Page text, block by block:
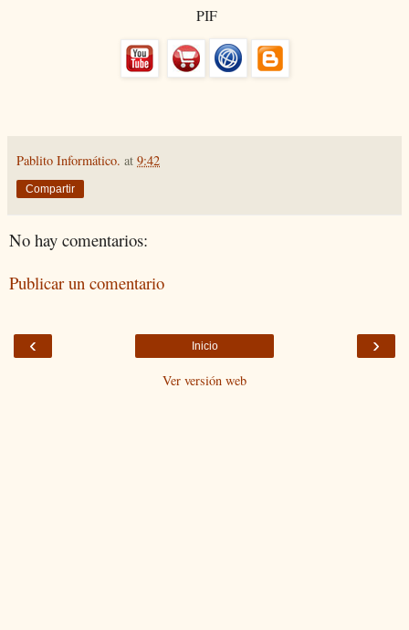
PIF
Pablito Informático. at 9:42
Compartir
No hay comentarios:
Publicar un comentario
‹ ›
Inicio
Ver versión web